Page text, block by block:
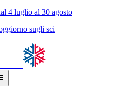
4 luglio al 30 agosto
sugli sci